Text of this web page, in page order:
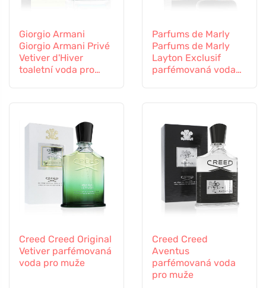
Giorgio Armani
Giorgio Armani Privé
Vetiver d'Hiver
toaletní voda pro
Parfums de Marly
Parfums de Marly
Layton Exclusif
parfémovaná voda
Creed Creed Original
Vetiver parfémovaná
voda pro muže
Creed Creed
Aventus
parfémovaná voda
pro muže